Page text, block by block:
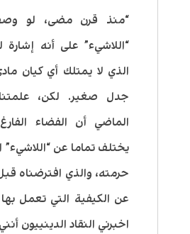
“منذ قرن مضى، لو
“اللاشيء” على أنه إشارة
الذي لا يمتلك أي كيان
جدل صغير. لكن، علمتنا
الماضي أن الفضاء
يختلف تماما عن
حرمته، والذي افترضناه
عن الكيفية التي تعمل
اخبرني النقاد الدينييون